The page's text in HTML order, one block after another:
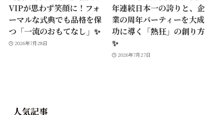
VIPが思わず笑顔に！フォ
ーマルな式典でも品格を保
つ「一流のおもてなし」✨
2026年7月28日
年連続日本一の誇りと、企
業の周年パーティーを大成
功に導く「熱狂」の創り方
✨
2026年7月27日
人気記事